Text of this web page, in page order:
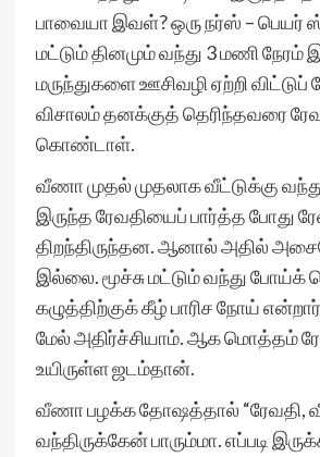
பாவையா இவள்? ஒரு நர்ஸ் – பெயர்
மட்டும் தினமும் வந்து 3 மணி நேரம்
மருந்துகளை ஊசிவழி ஏற்றி விட்டுப்
விசாலம் தனக்குத் தெரிந்தவரை
கொண்டாள்.
வீணா முதல் முதலாக வீட்டுக்கு
இருந்த ரேவதியைப் பார்த்த போது
திறந்திருந்தன. ஆனால் அதில்
இல்லை. மூச்சு மட்டும் வந்து போய்க்
கழுத்திற்குக் கீழ் பாரிச நோய்
மேல் அதிர்ச்சியாம். ஆக மொத்தம்
உயிருள்ள ஜடம்தான்.
வீணா பழக்க தோஷத்தால் “ரேவதி,
வந்திருக்கேன் பாரும்மா. எப்படி